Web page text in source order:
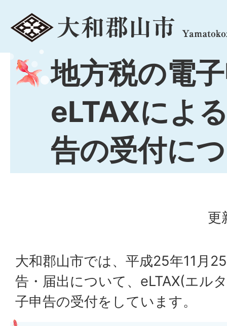
menu
地方税の電
eLTAXによ
告の受付に
更
大和郡山市では、平成25年11月
告・届出について、eLTAX(エル
子申告の受付をしています。